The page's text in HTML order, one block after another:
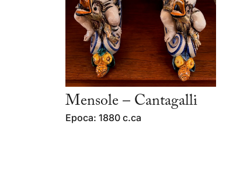
Mensole – Cantagalli
Epoca: 1880 c.ca